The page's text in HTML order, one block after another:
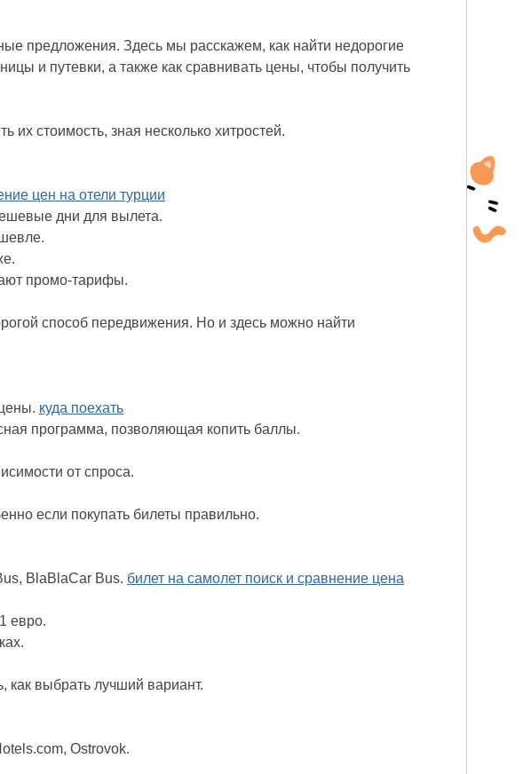
предложения. Здесь мы расскажем, как найти недорогие
и путевки, а также как сравнивать цены, чтобы получить
их стоимость, зная несколько хитростей.
цен на отели турции
дни для вылета.
промо-тарифы.
способ передвижения. Но и здесь можно найти
куда поехать
программа, позволяющая копить баллы.
от спроса.
если покупать билеты правильно.
BlaBlaCar Bus. билет на самолет поиск и сравнение цена
евро.
как выбрать лучший вариант.
Ostrovok.